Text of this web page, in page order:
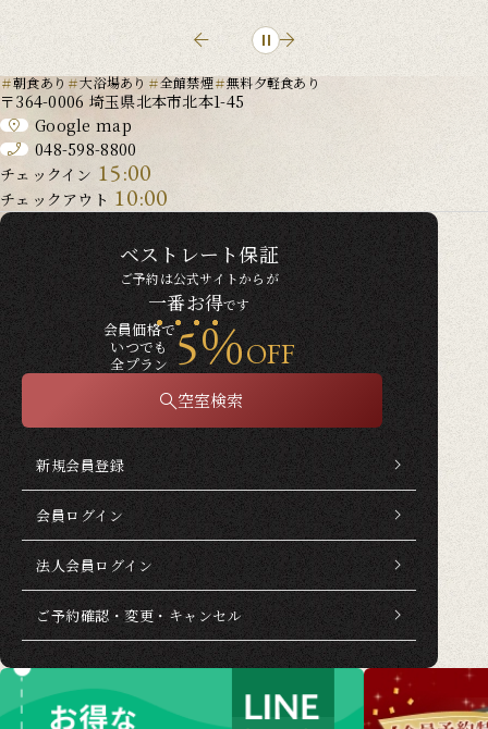
朝食あり 大浴場あり 全館禁煙 無料夕軽食あり
〒364-0006 埼玉県北本市北本1-45
Google map
048-598-8800
チェックイン 15:00
チェックアウト 10:00
ベストレート保証
ご予約は公式サイトからが
一番お得です
会員価格で
いつでも
全プラン 5％OFF
空室検索
新規会員登録
会員ログイン
法人会員ログイン
ご予約確認・変更・キャンセル